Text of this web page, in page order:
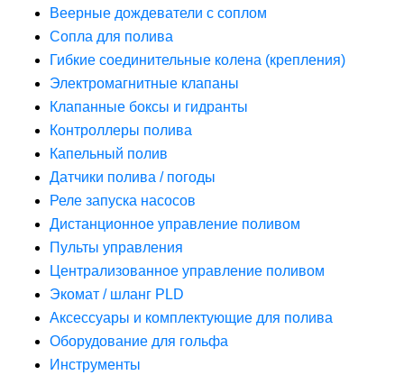
Веерные дождеватели с соплом
Сопла для полива
Гибкие соединительные колена (крепления)
Электромагнитные клапаны
Клапанные боксы и гидранты
Контроллеры полива
Капельный полив
Датчики полива / погоды
Реле запуска насосов
Дистанционное управление поливом
Пульты управления
Централизованное управление поливом
Экомат / шланг PLD
Аксессуары и комплектующие для полива
Оборудование для гольфа
Инструменты